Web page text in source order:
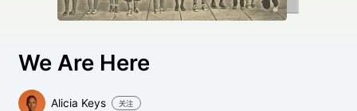
We Are Here
Alicia Keys 关注